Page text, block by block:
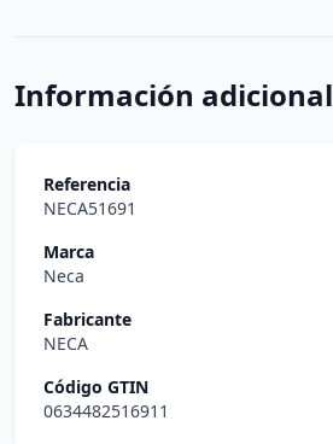
Información adicional
Referencia
NECA51691
Marca
Neca
Fabricante
NECA
Código GTIN
0634482516911